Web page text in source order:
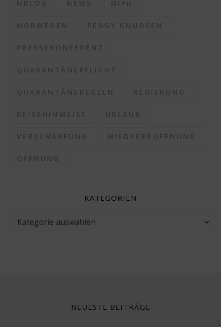
NBLOG NEWS NIPH
NORWEGEN PEGGY KNUDSEN
PRESSEKONFERENZ
QUARANTÄNEPFLICHT
QUARANTÄNEREGELN REGIERUNG
REISEHINWEISE URLAUB
VERSCHÄRFUNG WIEDERERÖFFNUNG
ÖFFNUNG
KATEGORIEN
NEUESTE BEITRÄGE